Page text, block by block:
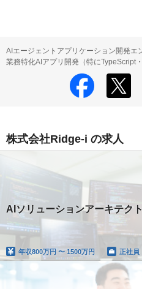
AIエージェントアプリケーション開発エ
業務特化AIアプリ開発（特にTypeScript
株式会社Ridge-i の求人
AIソリューションアーキテクト
年収800万円 〜 1500万円 正社員